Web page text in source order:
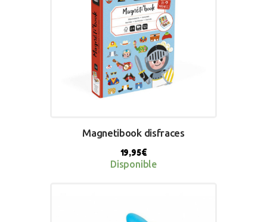
Magnetibook disfraces
19,95€
Disponible